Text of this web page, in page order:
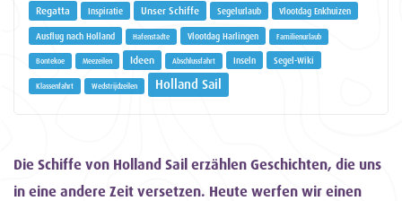
Regatta Inspiratie Unser Schiffe Segelurlaub Vlootdag Enkhuizen
Ausflug nach Holland Hafenstädte Vlootdag Harlingen Familienurlaub
Bontekoe Meezeilen Ideen Abschlussfahrt Inseln Segel-Wiki
Klassenfahrt Wedstrijdzeilen Holland Sail
Die Schiffe von Holland Sail erzählen Geschichten, die uns
in eine andere Zeit versetzen. Heute werfen wir einen